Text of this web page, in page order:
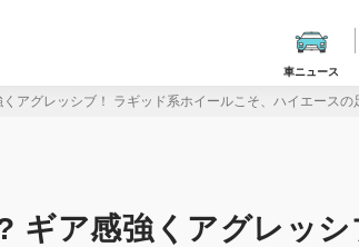
車ニュース
アグレッシブ！ ラギッド系ホイールこそ、ハイエースの
ギア感強くアグレッシ